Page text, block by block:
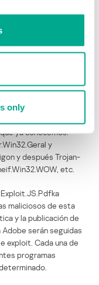
only
veces. El
denominada CVE-
maliciosos al
ya conocemos:
y
y después Trojan-
etc.
maliciosos de esta
y la publicación de
serán seguidas
exploit. Cada una de
programas